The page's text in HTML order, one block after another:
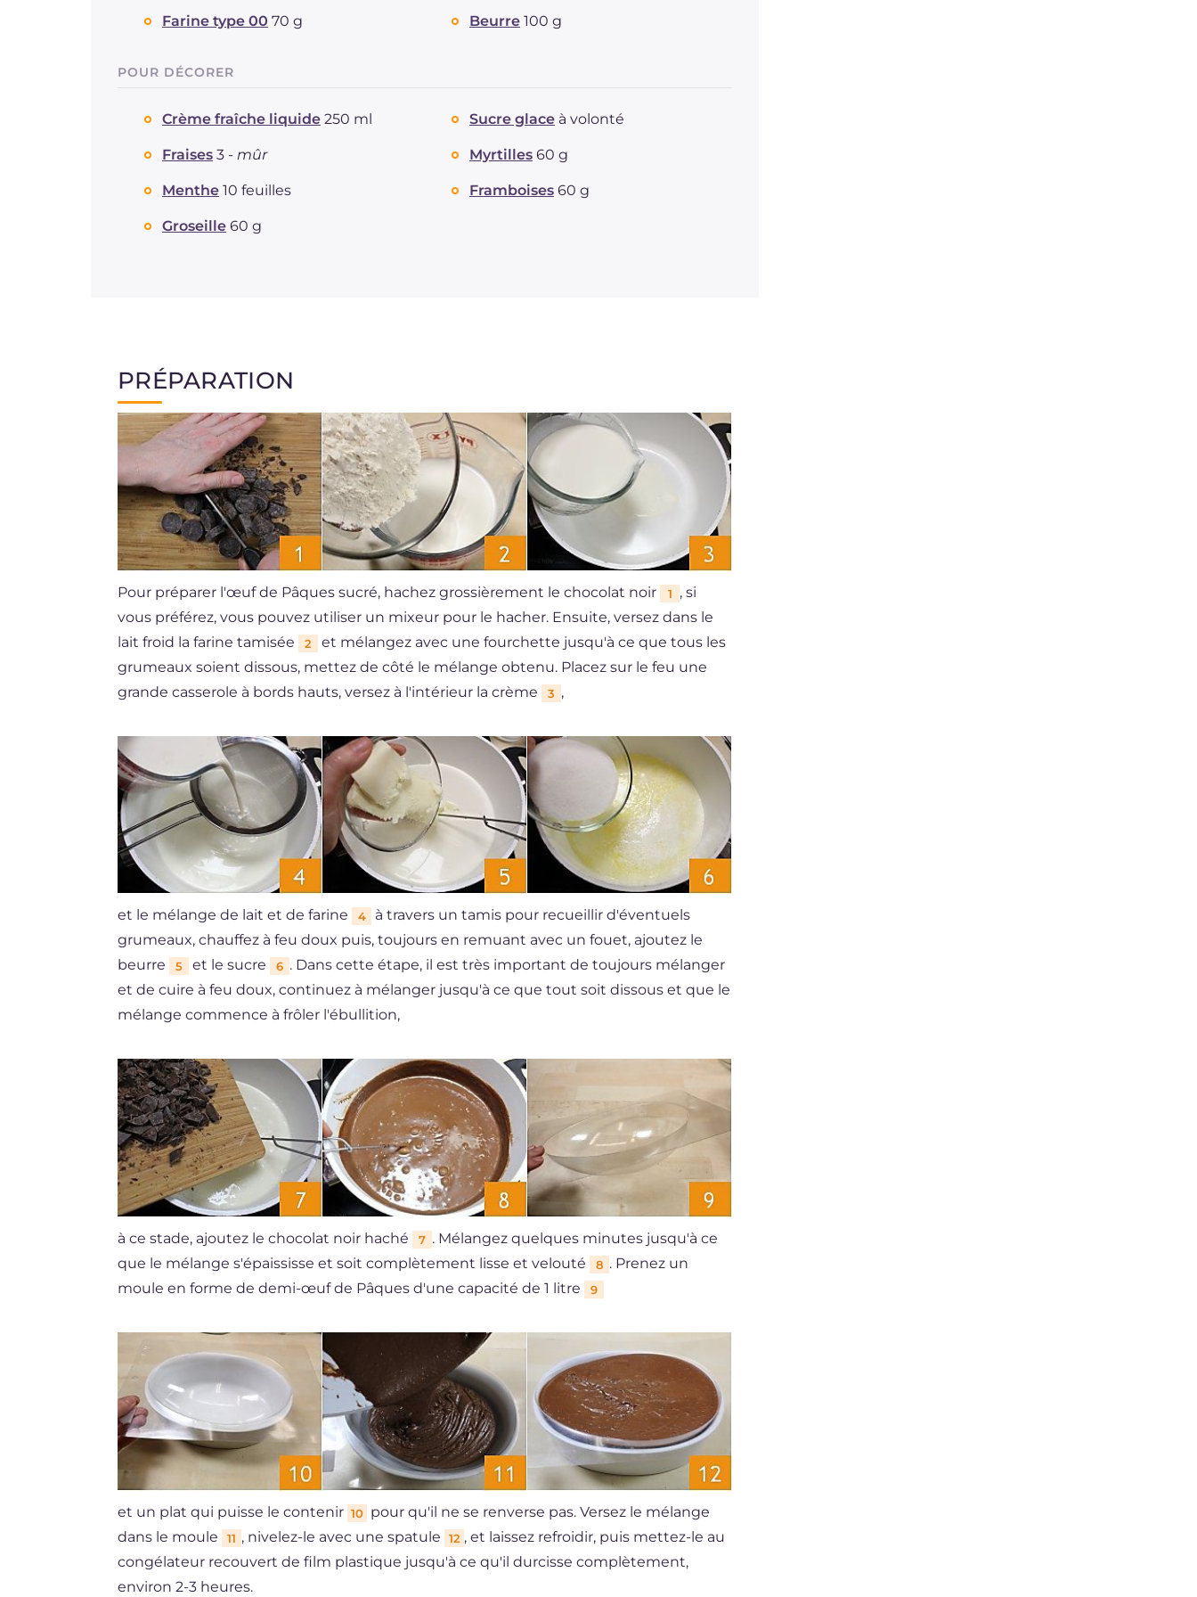
Fibre
Farine type 00 70 g Beurre 100 g
POUR DÉCORER
Crème fraîche liquide 250 ml Sucre glace à volonté
Fraises 3 - mûr Myrtilles 60 g
Menthe 10 feuilles Framboises 60 g
Groseille 60 g
PRÉPARATION
Pour préparer l'œuf de Pâques sucré, hachez grossièrement le chocolat noir 1
, si
vous préférez, vous pouvez utiliser un mixeur pour le hacher. Ensuite, versez dans le
lait froid la farine tamisée
2
et mélangez avec une fourchette jusqu'à ce que tous les
grumeaux soient dissous, mettez de côté le mélange obtenu. Placez sur le feu une
grande casserole à bords hauts, versez à l'intérieur la crème
3 ,
et le mélange de lait et de farine 4
à travers un tamis pour recueillir d'éventuels
grumeaux, chauffez à feu doux puis, toujours en remuant avec un fouet, ajoutez le
beurre
5 et le sucre 6 . Dans cette étape, il est très important de toujours mélanger
et de cuire à feu doux, continuez à mélanger jusqu'à ce que tout soit dissous et que le
mélange commence à frôler l'ébullition,
à ce stade, ajoutez le chocolat noir haché 7 . Mélangez quelques minutes jusqu'à ce
que le mélange s'épaississe et soit complètement lisse et velouté
8 . Prenez un
moule en forme de demi-œuf de Pâques d'une capacité de 1 litre
9
et un plat qui puisse le contenir 10 pour qu'il ne se renverse pas. Versez le mélange
dans le moule
11 , nivelez-le avec une spatule 12 , et laissez refroidir, puis mettez-le au
congélateur recouvert de film plastique jusqu'à ce qu'il durcisse complètement,
environ 2-3 heures.